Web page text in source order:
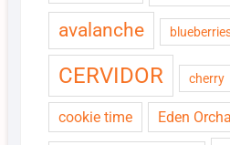
avalanche
CERVIDOR cherry
cookie time Eden